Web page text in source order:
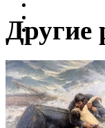
Другие